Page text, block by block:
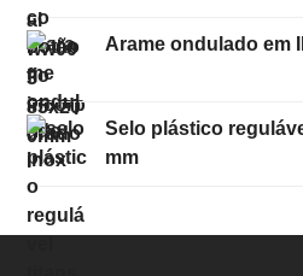
Arame ondulado em
Selo plástico
mm